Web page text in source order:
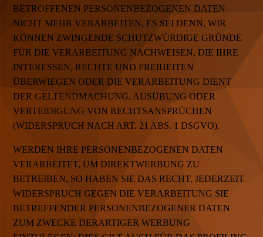
BETROFFENEN PERSONENBEZOGENEN DATEN
NICHT MEHR VERARBEITEN, ES SEI DENN, WIR
KÖNNEN ZWINGENDE SCHUTZWÜRDIGE GRÜNDE
FÜR DIE VERARBEITUNG NACHWEISEN, DIE IHRE
INTERESSEN, RECHTE UND FREIHEITEN
ÜBERWIEGEN ODER DIE VERARBEITUNG DIENT
DER GELTENDMACHUNG, AUSÜBUNG ODER
VERTEIDIGUNG VON RECHTSANSPRÜCHEN
(WIDERSPRUCH NACH ART. 21 ABS. 1 DSGVO).
WERDEN IHRE PERSONENBEZOGENEN DATEN
VERARBEITET, UM DIREKTWERBUNG ZU
BETREIBEN, SO HABEN SIE DAS RECHT, JEDERZEIT
WIDERSPRUCH GEGEN DIE VERARBEITUNG SIE
BETREFFENDER PERSONENBEZOGENER DATEN
ZUM ZWECKE DERARTIGER WERBUNG